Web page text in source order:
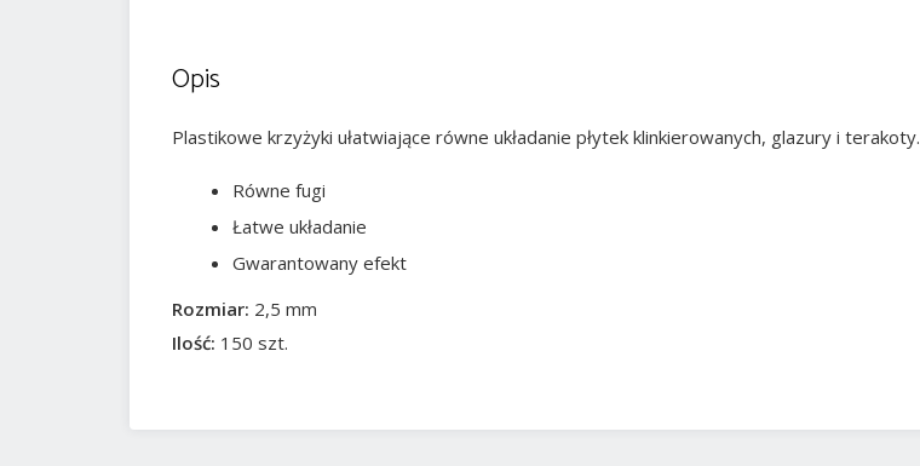
Opis
Plastikowe krzyżyki ułatwiające równe układanie płytek klinkierowanych, glazury i terakoty.
Równe fugi
Łatwe układanie
Gwarantowany efekt
Rozmiar: 2,5 mm
Ilość: 150 szt.